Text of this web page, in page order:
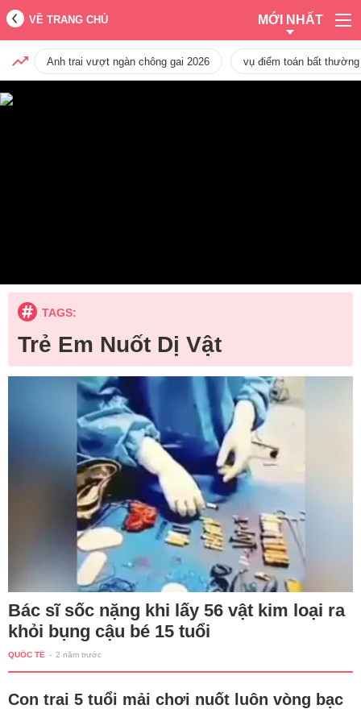
VỀ TRANG CHỦ MỚI NHẤT
Anh trai vượt ngàn chông gai 2026 vụ điểm toán bất
TAGS:
Trẻ Em Nuốt Dị Vật
Bác sĩ sốc nặng khi lấy 56 vật kim loại ra
khỏi bụng cậu bé 15 tuổi
QUỐC TẾ - 2 năm trước
Con trai 5 tuổi mải chơi nuốt luôn vòng bạc